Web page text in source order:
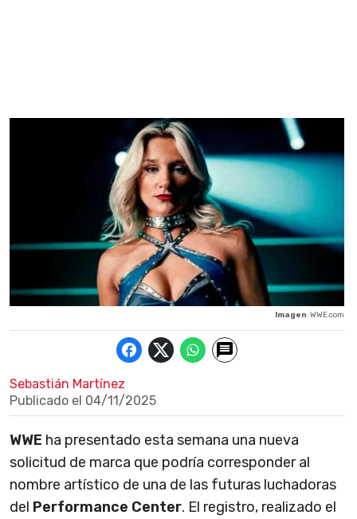
Imagen: WWE.com
Sebastián Martínez
Publicado el 04/11/2025
WWE ha presentado esta semana una nueva
solicitud de marca que podría corresponder al
nombre artístico de una de las futuras luchadoras
del Performance Center. El registro, realizado el